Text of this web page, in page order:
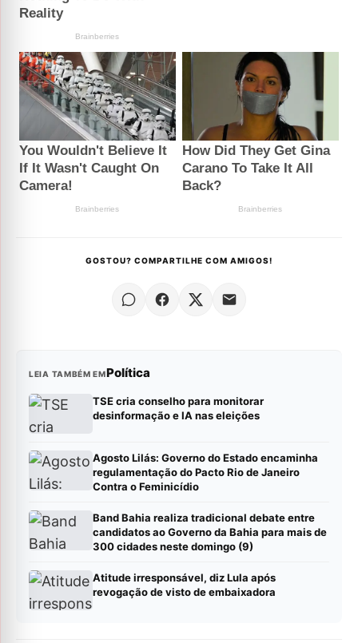
GOSTOU? COMPARTILHE COM AMIGOS!
LEIA TAMBÉM EMPolítica
TSE cria conselho para monitorar
desinformação e IA nas eleições
Agosto Lilás: Governo do Estado encaminha
regulamentação do Pacto Rio de Janeiro
Contra o Feminicídio
Band Bahia realiza tradicional debate entre
candidatos ao Governo da Bahia para mais de
300 cidades neste domingo (9)
Atitude irresponsável, diz Lula após
revogação de visto de embaixadora